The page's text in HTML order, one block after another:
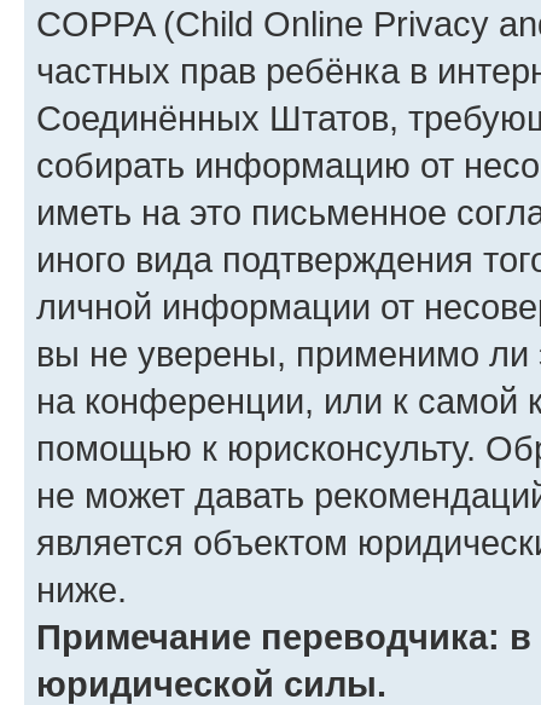
COPPA (Child Online Privacy
частных прав ребёнка в
Соединённых Штатов,
собирать информацию от
иметь на это письменное
иного вида подтверждения
личной информации от
вы не уверены, применимо ли
на конференции, или к самой
помощью к юрисконсульту.
не может давать
является объектом
ниже.
Примечание переводчика:
юридической силы.